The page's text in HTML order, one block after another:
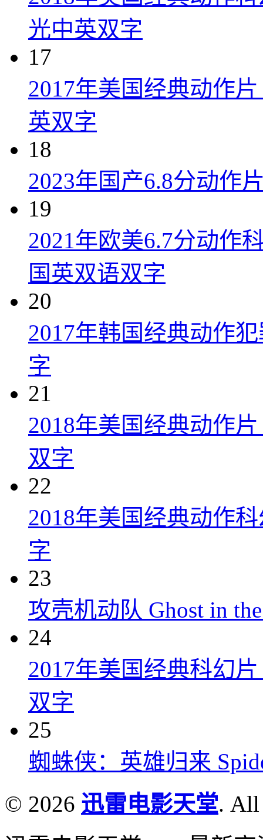
光中英双字
17
2017年美国经典动作
英双字
18
2023年国产6.8分动作
19
2021年欧美6.7分动作
国英双语双字
20
2017年韩国经典动作
字
21
2018年美国经典动作
双字
22
2018年美国经典动作
字
23
攻壳机动队 Ghost in
24
2017年美国经典科幻
双字
25
蜘蛛侠：英雄归来
© 2026 迅雷电影天堂. All